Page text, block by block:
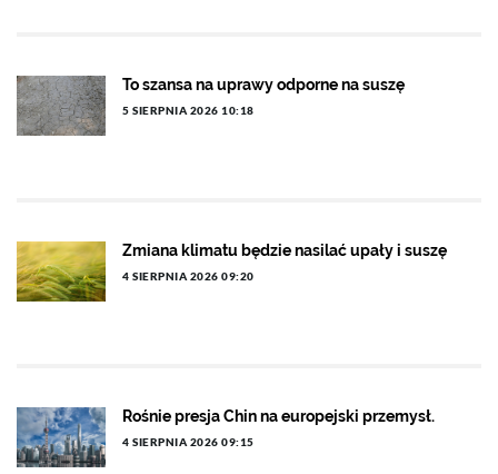
To szansa na uprawy odporne na suszę
5 SIERPNIA 2026 10:18
Zmiana klimatu będzie nasilać upały i suszę
4 SIERPNIA 2026 09:20
Rośnie presja Chin na europejski przemysł.
4 SIERPNIA 2026 09:15